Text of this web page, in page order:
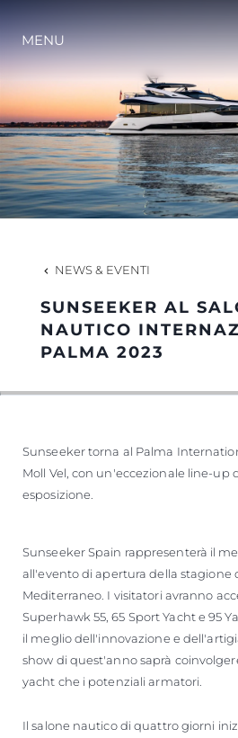
VALUTA LA TUA
MENU
NEWS & EVENTI
SUNSEEKER AL
NAUTICO
PALMA 2023
Sunseeker torna al Palma
Moll Vel, con un'eccezionale line-up
esposizione.
Sunseeker Spain rappresenterà il
all'evento di apertura della stagione
Mediterraneo. I visitatori avranno
Superhawk 55, 65 Sport Yacht e 95
il meglio dell'innovazione e
show di quest'anno saprà
yacht che i potenziali armatori.
Il salone nautico di quattro giorni